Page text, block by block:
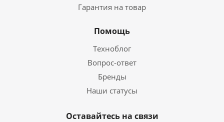
Гарантия на товар
Помощь
Техноблог
Вопрос-ответ
Бренды
Наши статусы
Оставайтесь на связи